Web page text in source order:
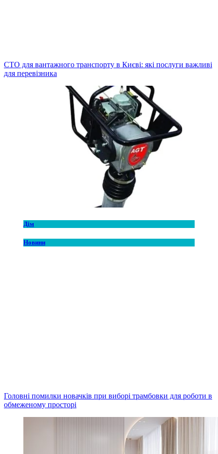
СТО для вантажного транспорту в Києві: які послуги важливі
для перевізника
Дім
Новини
Головні помилки новачків при виборі трамбовки для роботи в
обмеженому просторі